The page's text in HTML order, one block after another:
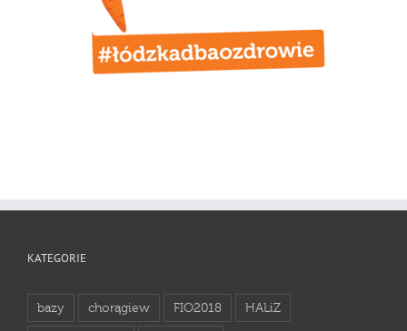
KATEGORIE
bazy chorągiew FIO2018 HALiZ